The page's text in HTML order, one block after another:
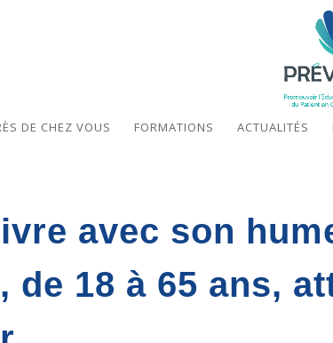
DE CHEZ VOUS FORMATIONS ACTUALITÉS
avec son
de 18 à 65 ans,